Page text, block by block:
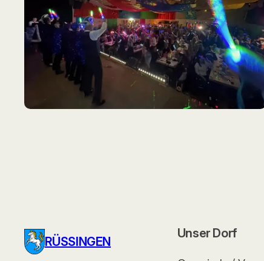
RÜSSINGEN
Unser Dorf